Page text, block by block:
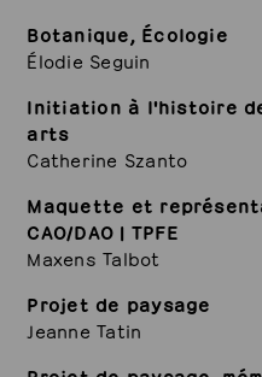
Botanique, Écologie
Élodie Seguin
Initiation à l'histoire
arts
Catherine Szanto
Maquette et
CAO/DAO | TPFE
Maxens Talbot
Projet de paysage
Jeanne Tatin